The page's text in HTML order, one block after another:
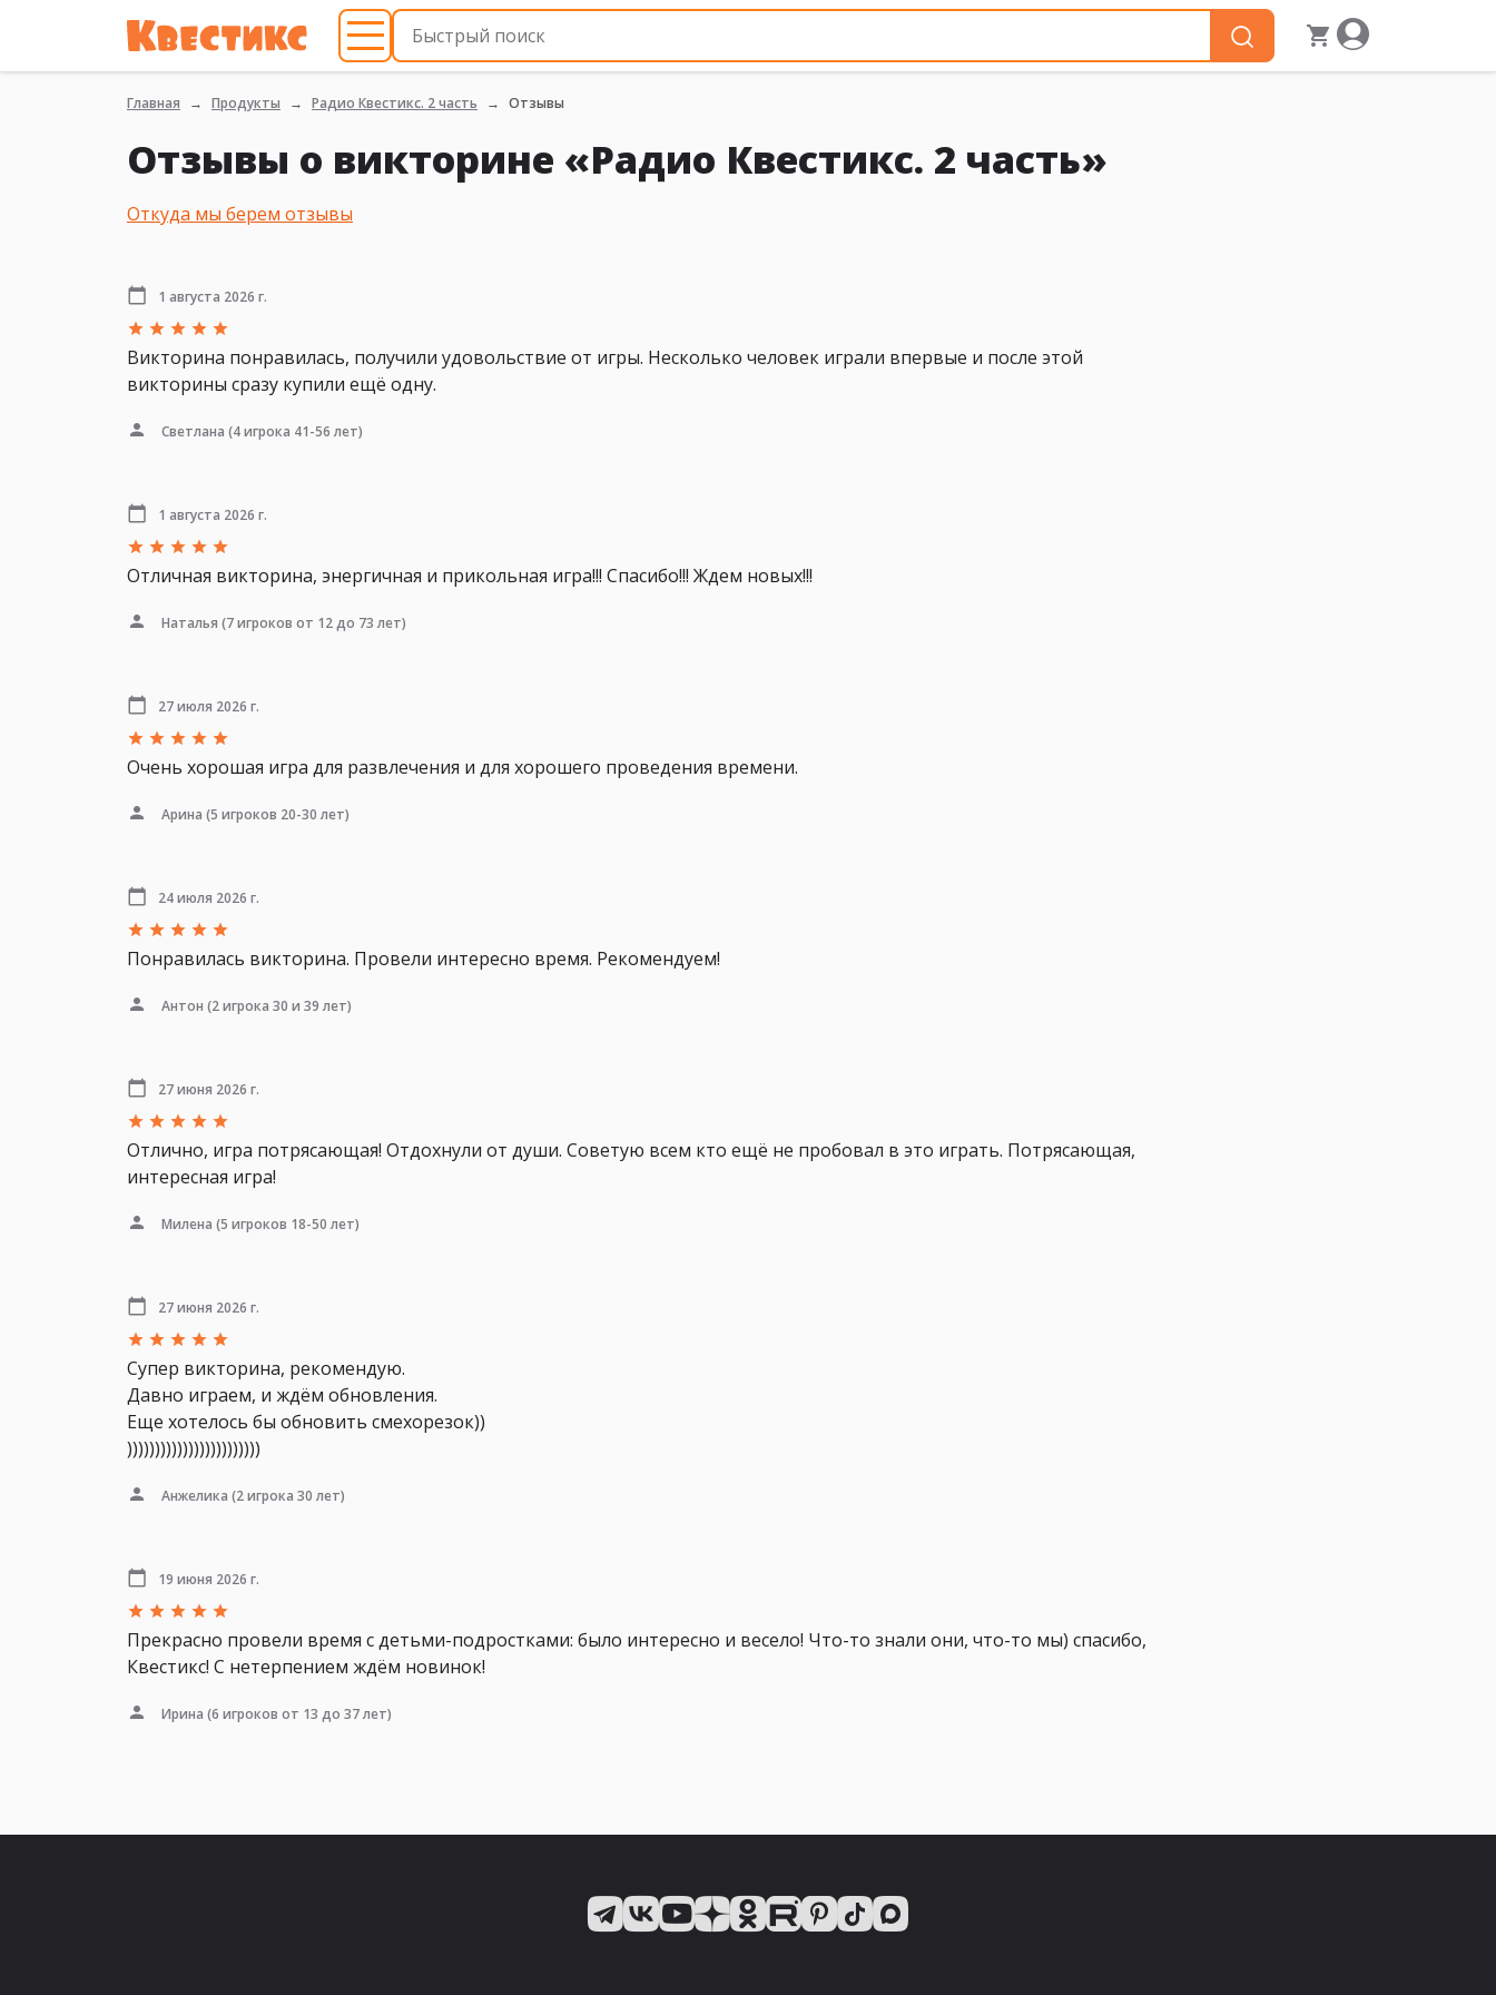
Главная Продукты Радио Квестикс. 2 часть Отзывы
Отзывы о викторине «Радио Квестикс. 2 часть»
Откуда мы берем отзывы
1 августа 2026 г.
Викторина понравилась, получили удовольствие от игры. Несколько человек играли впервые и после этой
викторины сразу купили ещё одну.
Светлана (4 игрока 41-56 лет)
1 августа 2026 г.
Отличная викторина, энергичная и прикольная игра!!! Спасибо!!! Ждем новых!!!
Наталья (7 игроков от 12 до 73 лет)
27 июля 2026 г.
Очень хорошая игра для развлечения и для хорошего проведения времени.
Арина (5 игроков 20-30 лет)
24 июля 2026 г.
Понравилась викторина. Провели интересно время. Рекомендуем!
Антон (2 игрока 30 и 39 лет)
27 июня 2026 г.
Отлично, игра потрясающая! Отдохнули от души. Советую всем кто ещё не пробовал в это играть. Потрясающая,
интересная игра!
Милена (5 игроков 18-50 лет)
27 июня 2026 г.
Супер викторина, рекомендую.
Давно играем, и ждём обновления.
Еще хотелось бы обновить смехорезок))
))))))))))))))))))))))))
Анжелика (2 игрока 30 лет)
19 июня 2026 г.
Прекрасно провели время с детьми-подростками: было интересно и весело! Что-то знали они, что-то мы) спасибо,
Квестикс! С нетерпением ждём новинок!
Ирина (6 игроков от 13 до 37 лет)